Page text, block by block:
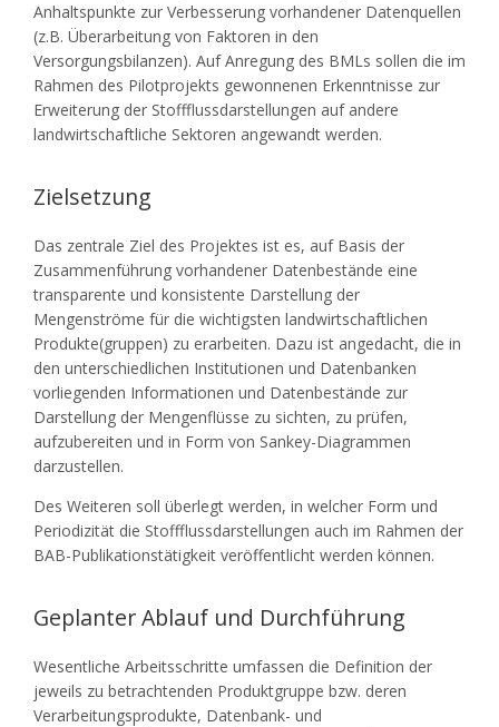
Anhaltspunkte zur Verbesserung vorhandener Datenquellen
(z.B. Überarbeitung von Faktoren in den
Versorgungsbilanzen). Auf Anregung des BMLs sollen die im
Rahmen des Pilotprojekts gewonnenen Erkenntnisse zur
Erweiterung der Stoffflussdarstellungen auf andere
landwirtschaftliche Sektoren angewandt werden.
Zielsetzung
Das zentrale Ziel des Projektes ist es, auf Basis der
Zusammenführung vorhandener Datenbestände eine
transparente und konsistente Darstellung der
Mengenströme für die wichtigsten landwirtschaftlichen
Produkte(gruppen) zu erarbeiten. Dazu ist angedacht, die in
den unterschiedlichen Institutionen und Datenbanken
vorliegenden Informationen und Datenbestände zur
Darstellung der Mengenflüsse zu sichten, zu prüfen,
aufzubereiten und in Form von Sankey-Diagrammen
darzustellen.
Des Weiteren soll überlegt werden, in welcher Form und
Periodizität die Stoffflussdarstellungen auch im Rahmen der
BAB-Publikationstätigkeit veröffentlicht werden können.
Geplanter Ablauf und Durchführung
Wesentliche Arbeitsschritte umfassen die Definition der
jeweils zu betrachtenden Produktgruppe bzw. deren
Verarbeitungsprodukte, Datenbank- und